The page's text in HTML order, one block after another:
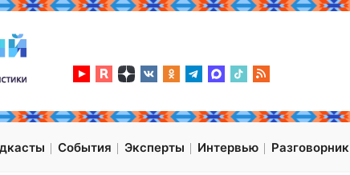
События Эксперты Интервью Разговорник